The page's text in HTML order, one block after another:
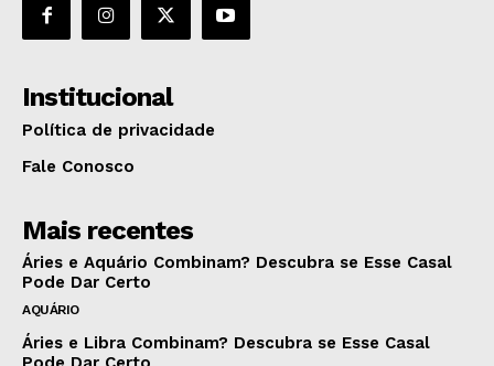
Institucional
Política de privacidade
Fale Conosco
Mais recentes
Áries e Aquário Combinam? Descubra se Esse Casal
Pode Dar Certo
AQUÁRIO
Áries e Libra Combinam? Descubra se Esse Casal